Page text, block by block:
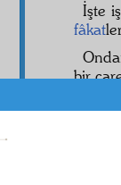
İşte
fâkat
bir